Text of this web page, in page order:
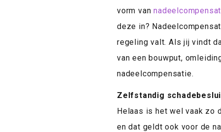
vorm van
deze in?
regeling valt. Als jij vindt
van een bouwput,
nadeelcompensatie.
Zelfstandig
Helaas is het wel vaak zo
en dat geldt ook voor de